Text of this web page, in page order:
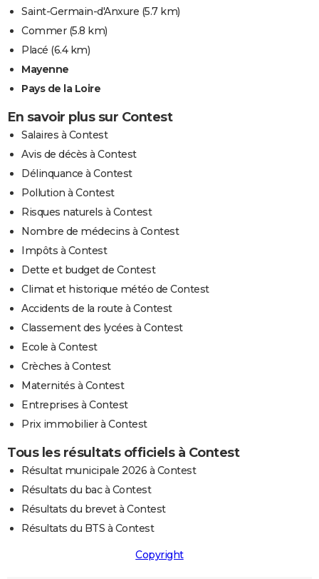
Saint-Germain-d'Anxure (5.7 km)
Commer(5.8 km)
Placé (6.4 km)
Mayenne
Pays de la Loire
En savoir plus sur Contest
Salaires à Contest
Avis de décès à Contest
Délinquance à Contest
Pollution à Contest
Risques naturels à Contest
Nombre de médecins à Contest
Impôts à Contest
Dette et budget de Contest
Climat et historique météo de Contest
Accidents de la route à Contest
Classement des lycées à Contest
Ecole à Contest
Crèches à Contest
Maternités à Contest
Entreprises à Contest
Prix immobilier à Contest
Tous les résultats officiels à Contest
Résultat municipale 2026 à Contest
Résultats du bac à Contest
Résultats du brevet à Contest
Résultats du BTS à Contest
Copyright